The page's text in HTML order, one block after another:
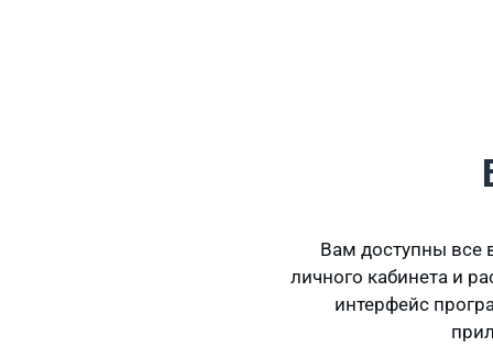
Вам доступны все
личного кабинета и
интерфейс